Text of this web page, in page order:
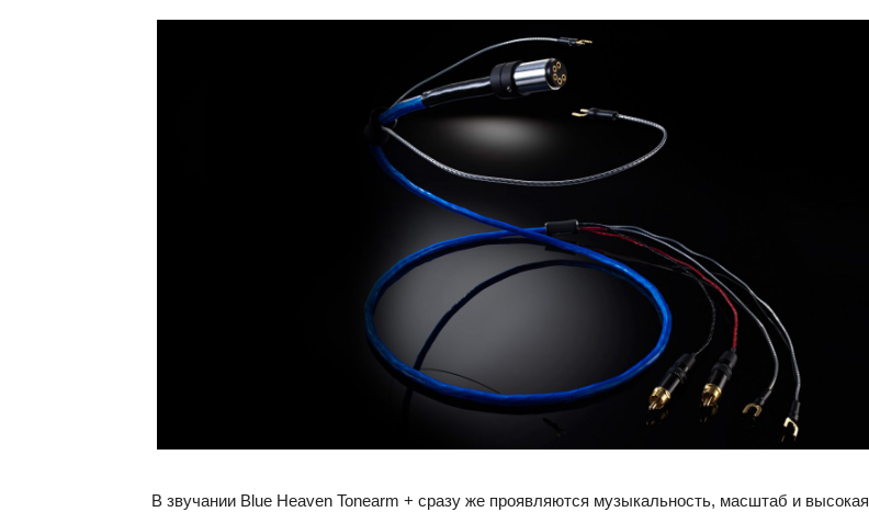
В звучании Blue Heaven Tonearm + сразу же проявляются музыкальность, масштаб и высокая